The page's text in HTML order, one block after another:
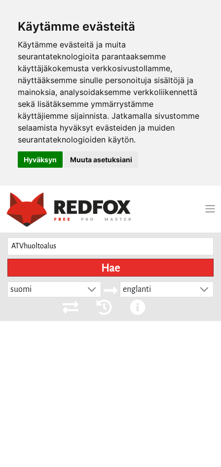
Käytämme evästeitä
Käytämme evästeitä ja muita
seurantateknologioita parantaaksemme
käyttäjäkokemusta verkkosivustollamme,
näyttääksemme sinulle personoituja sisältöjä ja
mainoksia, analysoidaksemme verkkoliikennettä
sekä lisätäksemme ymmärrystämme
käyttäjiemme sijainnista. Jatkamalla sivustomme
selaamista hyväksyt evästeiden ja muiden
seurantateknologioiden käytön.
Hyväksyn Muuta asetuksiani
Hae
suomi englanti